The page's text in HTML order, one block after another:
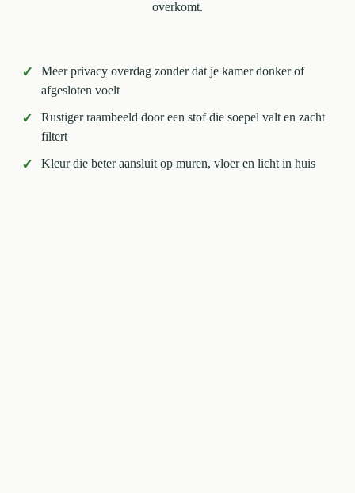
overkomt.
✓
Meer privacy overdag zonder dat je kamer donker of
afgesloten voelt
✓
Rustiger raambeeld door een stof die soepel valt en zacht
filtert
✓ Kleur die beter aansluit op muren, vloer en licht in huis